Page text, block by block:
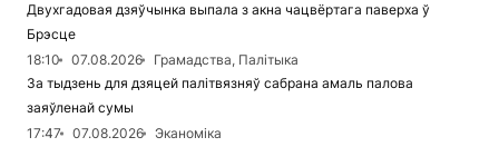
Двухгадовая дзяўчынка выпала з акна чацвёртага паверха ў
Брэсце
18:10
07.08.2026
Грамадства, Палітыка
За тыдзень для дзяцей палітвязняў сабрана амаль палова
заяўленай сумы
17:47
07.08.2026
Эканоміка